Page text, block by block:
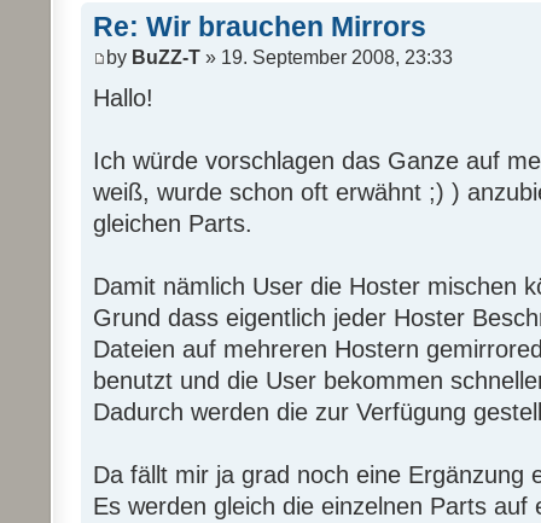
Re: Wir brauchen Mirrors
by BuZZ-T » 19. September 2008, 23:33
Hallo!
Ich würde vorschlagen das Ganze auf
weiß, wurde schon oft erwähnt ;) )
gleichen Parts.
Damit nämlich User die Hoster mischen
Grund dass eigentlich jeder Hoster
Dateien auf mehreren Hostern
benutzt und die User bekommen
Dadurch werden die zur Verfügung
Da fällt mir ja grad noch eine Ergänzung
Es werden gleich die einzelnen Parts auf